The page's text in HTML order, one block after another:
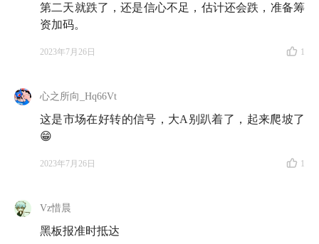
第二天就跌了，还是信心不足，估计还会跌，准备筹
资加码。
2023年7月26日 1
心之所向_Hq66Vt
这是市场在好转的信号，大A别趴着了，起来爬坡了
😁
2023年7月26日 1
Vz惜晨
黑板报准时抵达